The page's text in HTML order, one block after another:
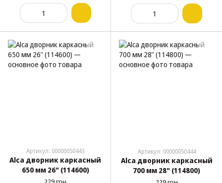
Артикул: 00000050443
Alca дворник каркасный
650 мм 26" (114600)
Артикул: 00000050444
Alca дворник каркасный
700 мм 28" (114800)